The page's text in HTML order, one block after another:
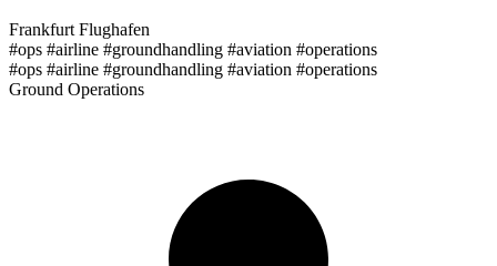
Frankfurt Flughafen
#ops #airline #groundhandling #aviation #operations
#ops #airline #groundhandling #aviation #operations
Ground Operations